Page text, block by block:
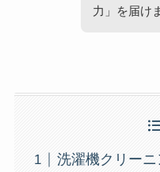
力」を届け
洗濯機クリー